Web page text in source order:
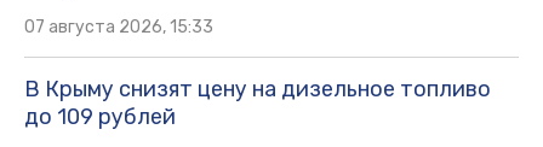
07 августа 2026, 15:33
В Крыму снизят цену на дизельное топливо
до 109 рублей